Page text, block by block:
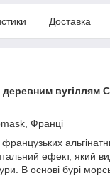
Доставка
деревним вугіллям
Франці
французьких
ефект, який
В основі бурі